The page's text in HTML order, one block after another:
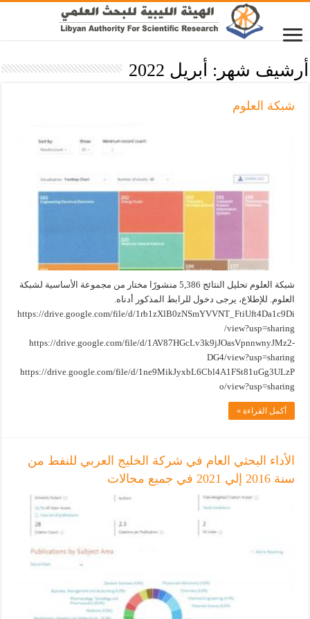
أرشيف شهر: أبريل 2022
شبكة العلوم
شبكة العلوم تحليل النتائج 5,386 منشورًا مختار من مجموعة الأساسية لشبكة
العلوم. للإطلاع، يرجى دخول للرابط المذكور أدناه.
https://drive.google.com/file/d/1rb1zXlB0zNSmYVVNT_FtiUft4Da1c9Di
/view?usp=sharing
https://drive.google.com/file/d/1AV87HGcLv3k9jJOasVpnnwnyJMz2-
DG4/view?usp=sharing
https://drive.google.com/file/d/1ne9MikJyxbL6Cbl4A1FSt81uGg3ULzP
o/view?usp=sharing
أكمل القراءة »
الأداء البحثي العام في شركة الخليج العربي للنفط من
سنة 2016 إلي 2021 في جميع مجالات